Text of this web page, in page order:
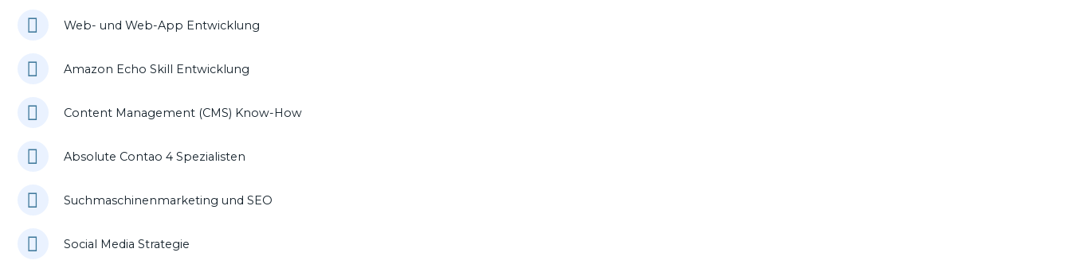
Web- und Web-App Entwicklung
Amazon Echo Skill Entwicklung
Content Management (CMS) Know-How
Absolute Contao 4 Spezialisten
Suchmaschinenmarketing und SEO
Social Media Strategie